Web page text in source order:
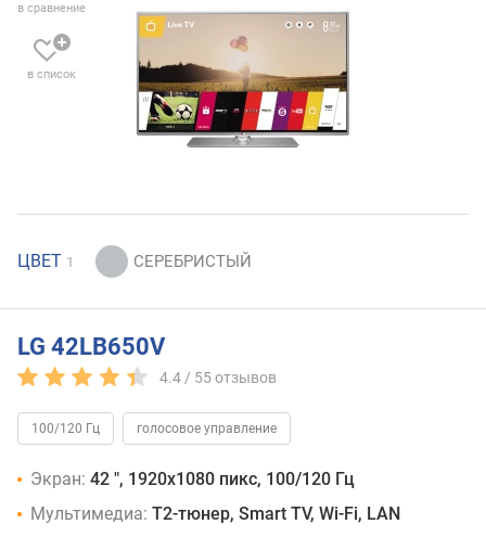
в сравнение
в список
ЦВЕТ 1
LG 42LB650V
4.4 / 55 отзывов
100/120 Гц голосовое управление
Экран: 42 ", 1920x1080 пикс, 100/120 Гц
Мультимедиа: T2-тюнер, Smart TV, Wi-Fi, LAN